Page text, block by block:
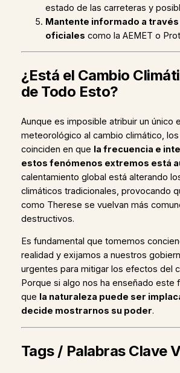
estado de las carreteras y
Mantente informado a
oficiales como la AEMET o
¿Está el Cambio
de Todo Esto?
Aunque es imposible atribuir un único
meteorológico al cambio climático,
coinciden en que la frecuencia e
estos fenómenos extremos está
calentamiento global está alterando
climáticos tradicionales, provocando
como Therese se vuelvan más
destructivos.
Es fundamental que tomemos
realidad y exijamos a nuestros
urgentes para mitigar los efectos del
Porque si algo nos ha enseñado este
que la naturaleza puede ser
decide mostrarnos su poder.
Tags / Palabras Clave